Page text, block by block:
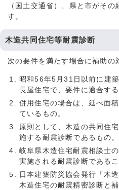
（国土交通省）、県と市がそ
す。
木造共同住宅等耐震診断
次の要件を満たす場合に補助の
昭和56年5月31日以前に建
長屋住宅で、要件に適合す
併用住宅の場合は、延べ面
ているもの。
原則として、木造の共同住
施する耐震診断であるもの。
岐阜県木造住宅耐震相談士
実施される耐震診断であるこ
日本建築防災協会発行「木
木造住宅の耐震精密診断と